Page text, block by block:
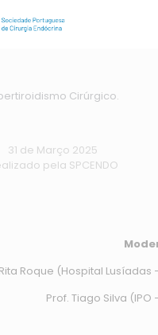
Cirúrgico.
31 de Março 2025
pela SPCENDO
Roque (Hospital Lusíadas
Prof. Tiago Silva (IPO